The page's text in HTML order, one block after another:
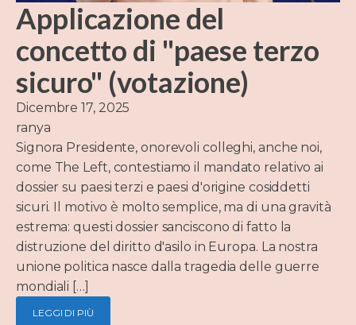
Applicazione del
concetto di "paese terzo
sicuro" (votazione)
Dicembre 17, 2025
ranya
Signora Presidente, onorevoli colleghi, anche noi,
come The Left, contestiamo il mandato relativo ai
dossier su paesi terzi e paesi d'origine cosiddetti
sicuri. Il motivo è molto semplice, ma di una gravità
estrema: questi dossier sanciscono di fatto la
distruzione del diritto d'asilo in Europa. La nostra
unione politica nasce dalla tragedia delle guerre
mondiali […]
LEGGI DI PIÙ